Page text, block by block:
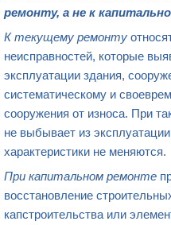
ремонту, а не к
К текущему ремонту
неисправностей, которые
эксплуатации здания,
систематическому и
сооружения от износа. При
не выбывает из
характеристики не меняются.
При капитальном ремонте
восстановление
капстроительства или